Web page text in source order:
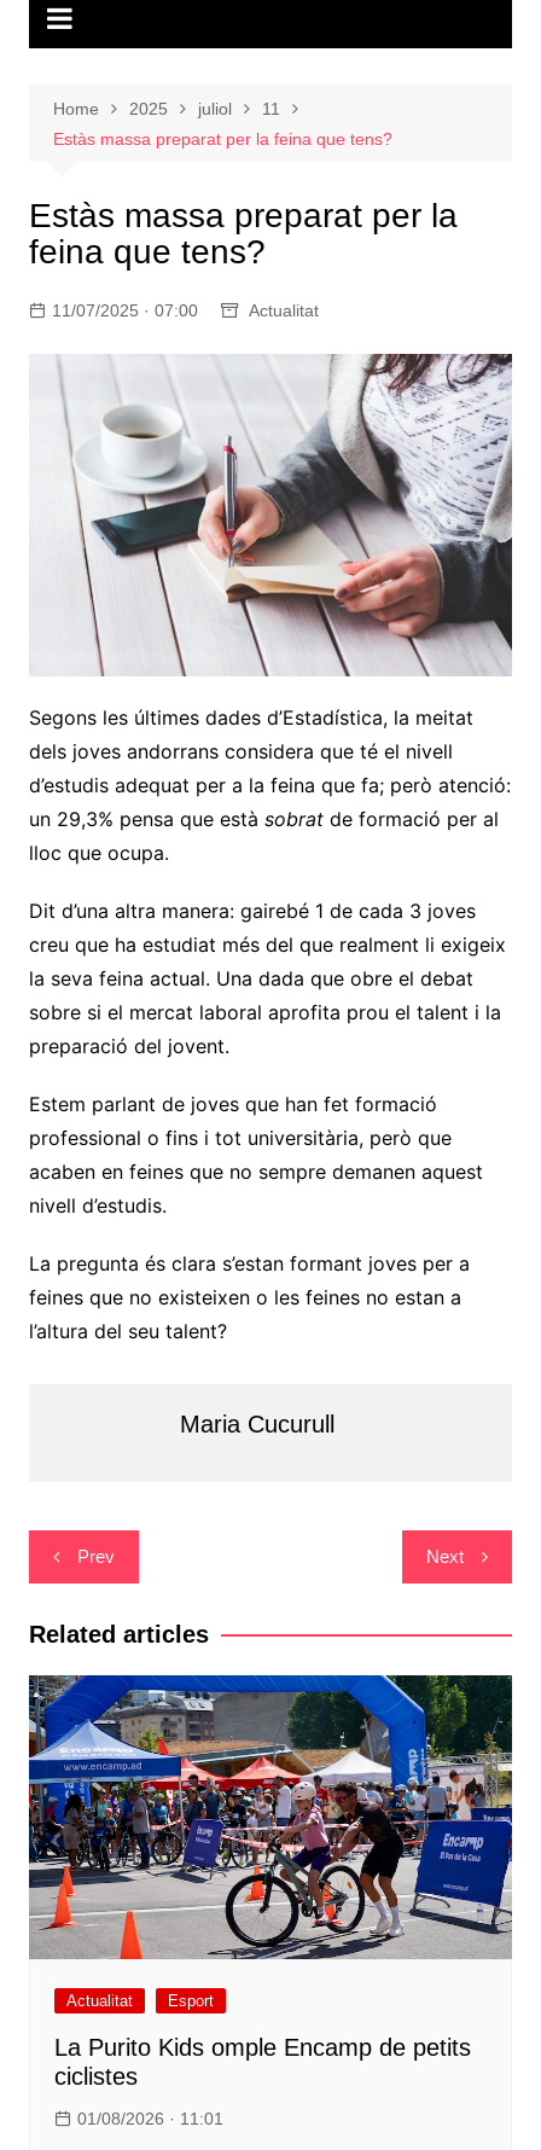
Home 2025 juliol
11
Estàs massa preparat per la feina que tens?
Estàs massa preparat per la
feina que tens?
11/07/2025 · 07:00 Actualitat
Segons les últimes dades d’Estadística, la meitat
dels joves andorrans considera que té el nivell
d’estudis adequat per a la feina que fa; però atenció:
un 29,3% pensa que està sobratde formació per al
lloc que ocupa.
Dit d’una altra manera: gairebé 1 de cada 3 joves
creu que ha estudiat més del que realment li exigeix
la seva feina actual. Una dada que obre el debat
sobre si el mercat laboral aprofita prou el talent i la
preparació del jovent.
Estem parlant de joves que han fet formació
professional o fins i tot universitària, però que
acaben en feines que no sempre demanen aquest
nivell d’estudis.
La pregunta és clara s’estan formant joves per a
feines que no existeixen o les feines no estan a
l’altura del seu talent?
Maria Cucurull
Navegació
d'entrades
Prev Next
Related articles
Actualitat Esport
La Purito Kids omple Encamp de petits
ciclistes
01/08/2026 · 11:01